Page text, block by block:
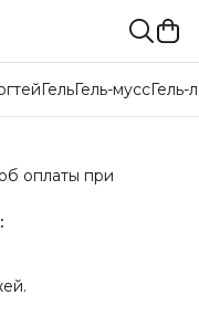
ГельГель-муссГель-
оплаты при